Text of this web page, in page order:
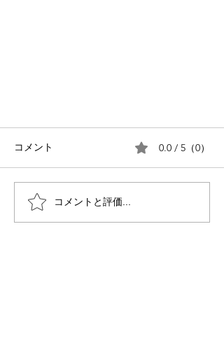
コメント 0.0 / 5（0）
コメントと評価...